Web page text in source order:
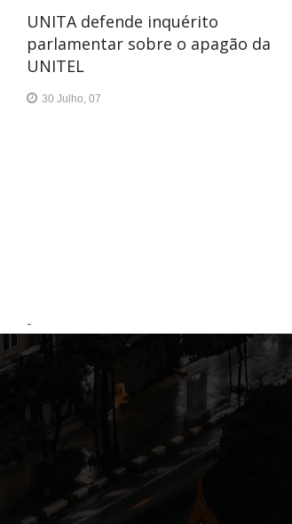
UNITA defende inquérito
parlamentar sobre o apagão da
UNITEL
30 Julho, 07
-